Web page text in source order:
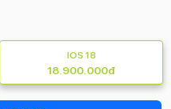
IOS 18
18.900.000đ